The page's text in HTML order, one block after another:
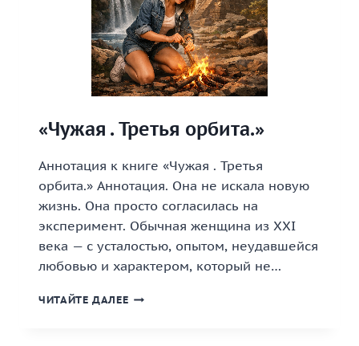
«Чужая . Третья орбита.»
Аннотация к книге «Чужая . Третья
орбита.» Аннотация. Она не искала новую
жизнь. Она просто согласилась на
эксперимент. Обычная женщина из XXI
века — с усталостью, опытом, неудавшейся
любовью и характером, который не…
ЧИТАЙТЕ ДАЛЕЕ «ЧУЖАЯ